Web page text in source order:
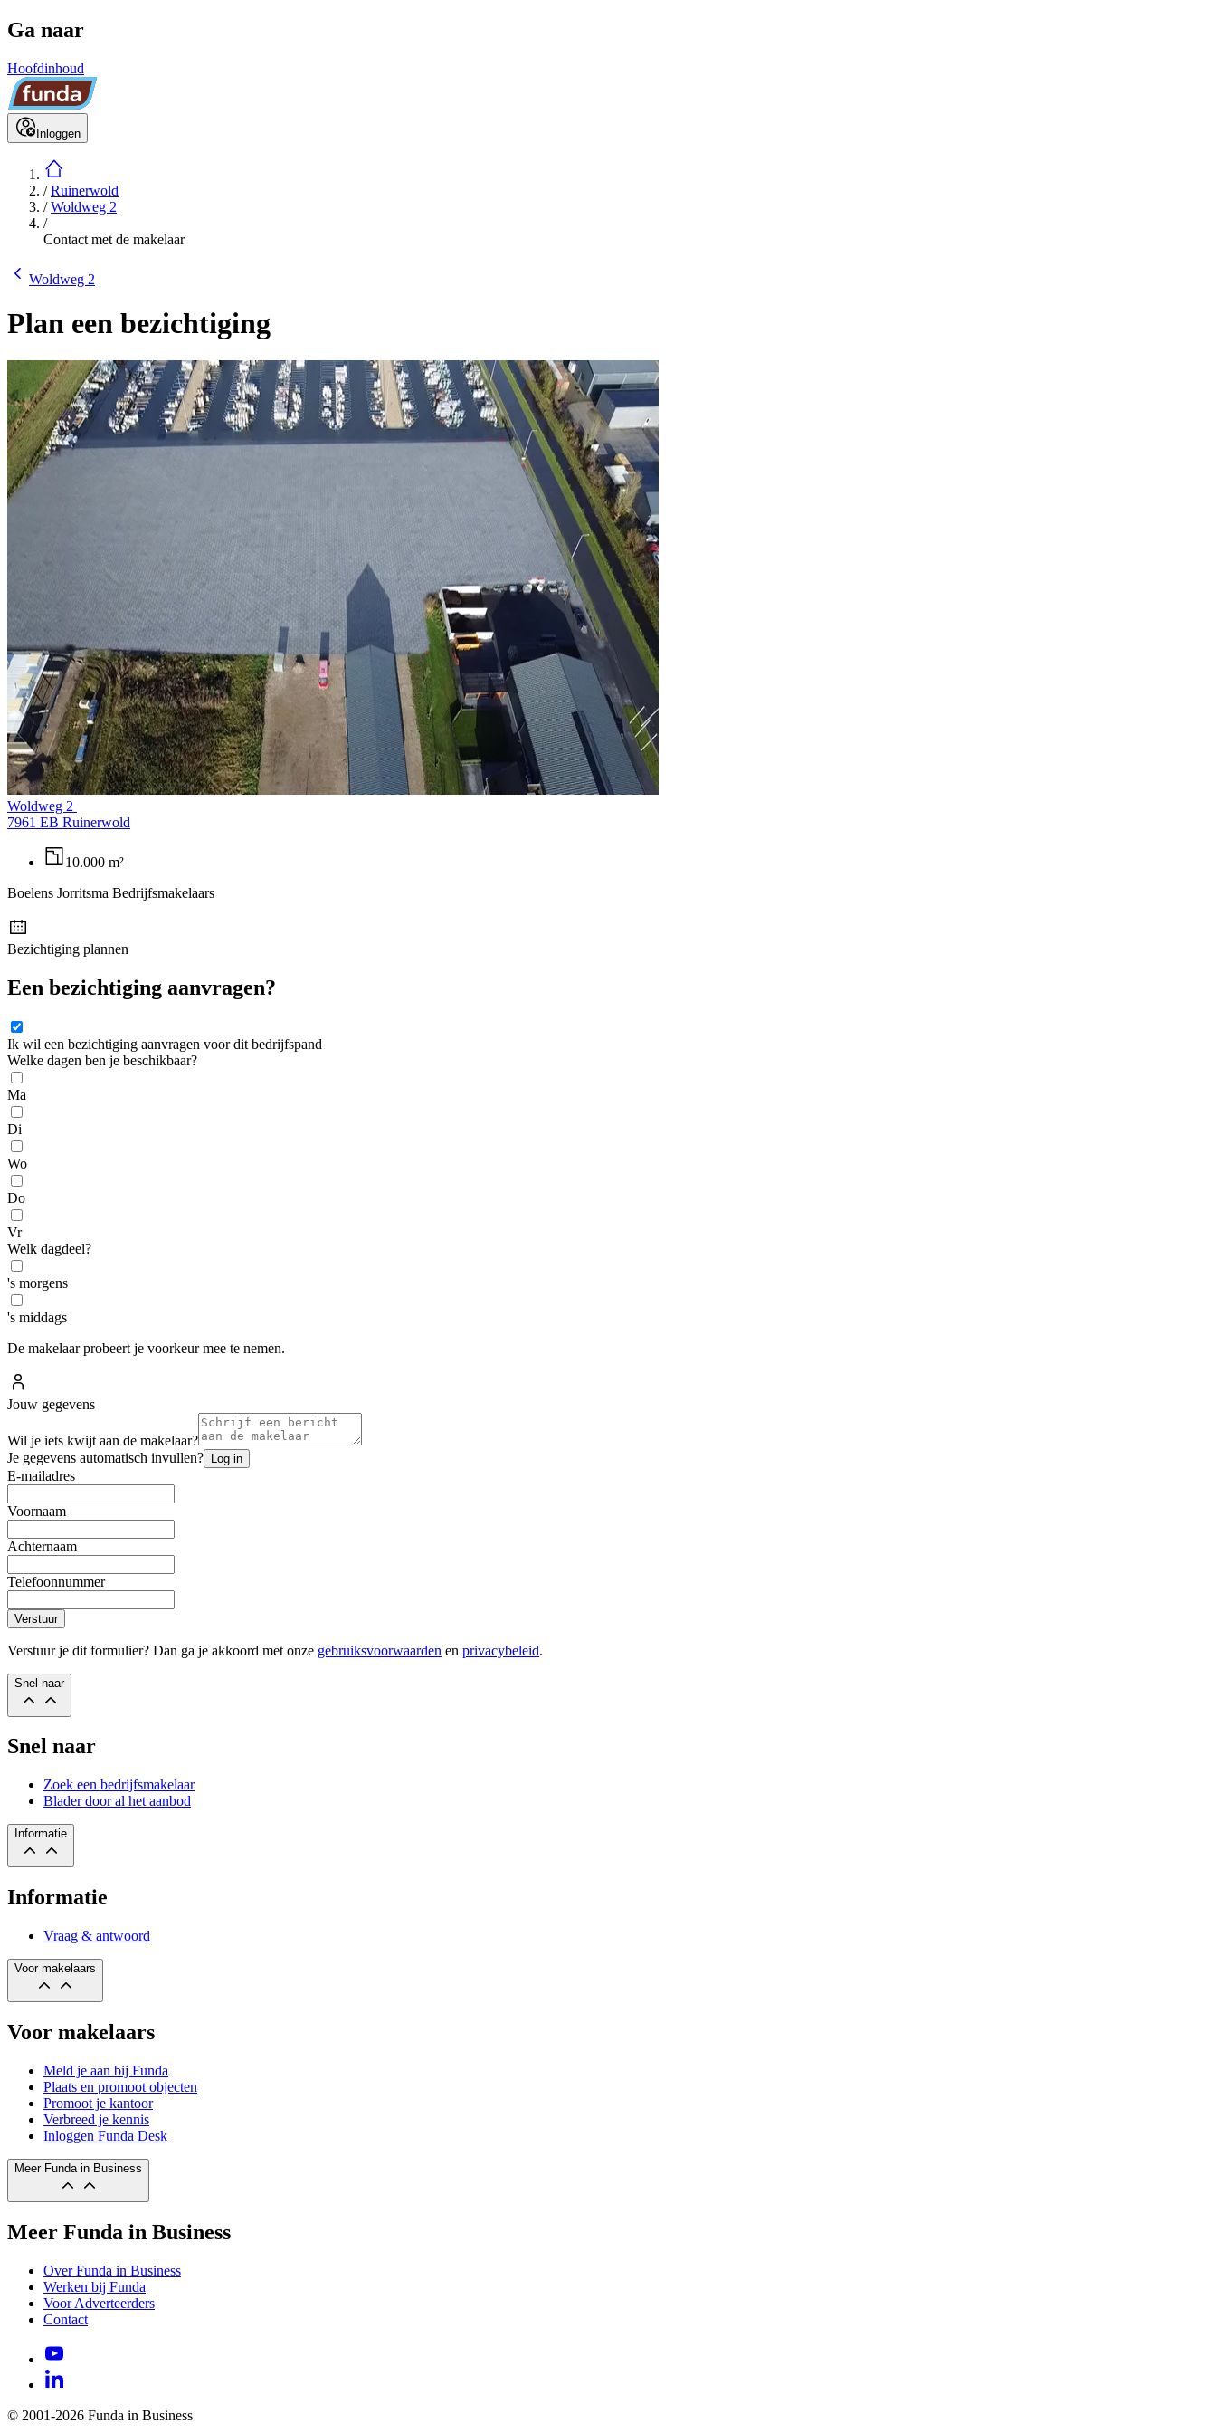
Ga naar
Hoofdinhoud
Inloggen
/Ruinerwold
/Woldweg 2
/
Contact met de makelaar
Woldweg 2
Plan een bezichtiging
Woldweg 2
7961 EB Ruinerwold
10.000 m²
Boelens Jorritsma Bedrijfsmakelaars
Bezichtiging plannen
Een bezichtiging aanvragen?
Ik wil een bezichtiging aanvragen voor dit bedrijfspand
Welke dagen ben je beschikbaar?
Ma
Di
Wo
Do
Vr
Welk dagdeel?
's morgens
's middags
De makelaar probeert je voorkeur mee te nemen.
Jouw gegevens
Wil je iets kwijt aan de makelaar?
Je gegevens automatisch invullen? Log in
E-mailadres
Voornaam
Achternaam
Telefoonnummer
Verstuur
Verstuur je dit formulier? Dan ga je akkoord met onze gebruiksvoorwaarden en privacybeleid.
Snel naar
Snel naar
Zoek een bedrijfsmakelaar
Blader door al het aanbod
Informatie
Informatie
Vraag & antwoord
Voor makelaars
Voor makelaars
Meld je aan bij Funda
Plaats en promoot objecten
Promoot je kantoor
Verbreed je kennis
Inloggen Funda Desk
Meer Funda in Business
Meer Funda in Business
Over Funda in Business
Werken bij Funda
Voor Adverteerders
Contact
© 2001-2026 Funda in Business